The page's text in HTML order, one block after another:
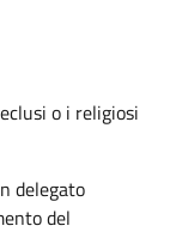
o i religiosi
delegato
del